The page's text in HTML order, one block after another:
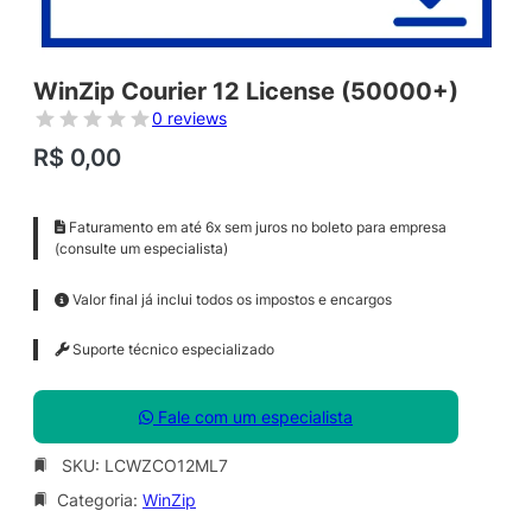
WinZip Courier 12 License (50000+)
0 reviews
R$ 0,00
Faturamento em até 6x sem juros no boleto para empresa
(consulte um especialista)
Valor final já inclui todos os impostos e encargos
Suporte técnico especializado
Fale com um especialista
SKU: LCWZCO12ML7
Categoria: WinZip